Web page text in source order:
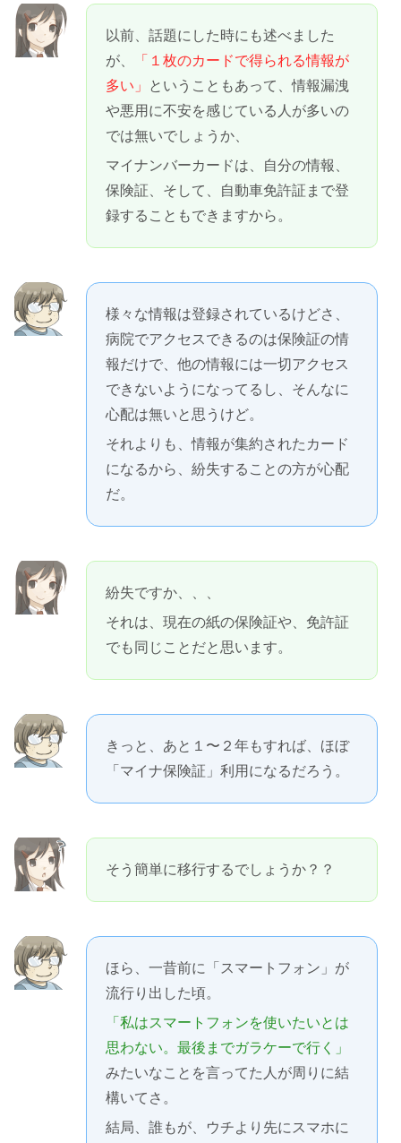
以前、話題にした時にも述べました
が、
「１枚のカードで得られる情報が
多い」
ということもあって、情報漏洩
や悪用に不安を感じている人が多いの
では無いでしょうか、
マイナンバーカードは、自分の情報、
保険証、そして、自動車免許証まで登
録することもできますから。
様々な情報は登録されているけどさ、
病院でアクセスできるのは保険証の情
報だけで、他の情報には一切アクセス
できないようになってるし、そんなに
心配は無いと思うけど。
それよりも、情報が集約されたカード
になるから、紛失することの方が心配
だ。
紛失ですか、、、
それは、現在の紙の保険証や、免許証
でも同じことだと思います。
きっと、あと１〜２年もすれば、ほぼ
「マイナ保険証」利用になるだろう。
そう簡単に移行するでしょうか？？
ほら、一昔前に「スマートフォン」が
流行り出した頃。
「私はスマートフォンを使いたいとは
思わない。最後までガラケーで行く」
みたいなことを言ってた人が周りに結
構いてさ。
結局、誰もが、ウチより先にスマホに